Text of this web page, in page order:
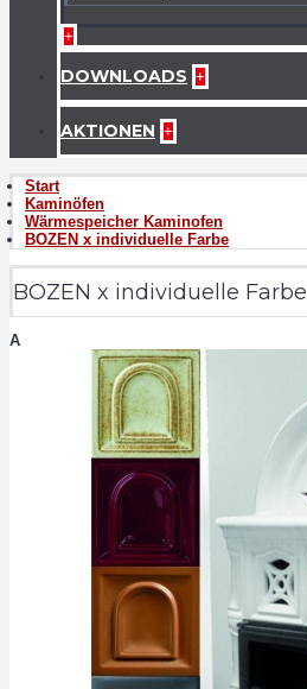
+
DOWNLOADS +
AKTIONEN +
Start
Kaminöfen
Wärmespeicher Kaminofen
BOZEN x individuelle Farbe
BOZEN x individuelle Farbe
A